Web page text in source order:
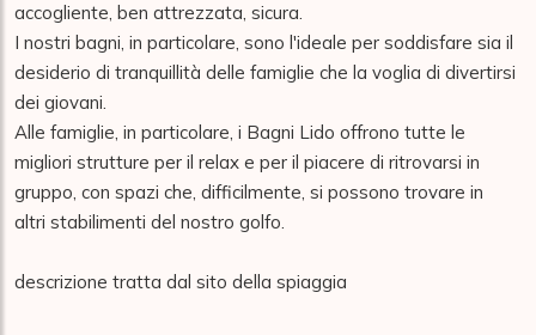
accogliente, ben attrezzata, sicura.
I nostri bagni, in particolare, sono l'ideale per soddisfare sia il
desiderio di tranquillità delle famiglie che la voglia di divertirsi
dei giovani.
Alle famiglie, in particolare, i Bagni Lido offrono tutte le
migliori strutture per il relax e per il piacere di ritrovarsi in
gruppo, con spazi che, difficilmente, si possono trovare in
altri stabilimenti del nostro golfo.
descrizione tratta dal sito della spiaggia